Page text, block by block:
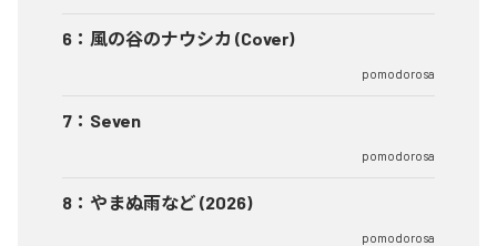
6 ： 風の谷のナウシカ (Cover)
pomodorosa
7 ： Seven
pomodorosa
8 ： やまぬ雨など (2026)
pomodorosa